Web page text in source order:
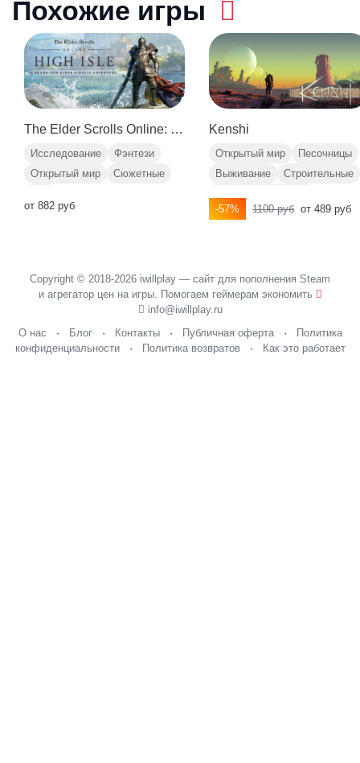
Похожие игры
The Elder Scrolls Online: High Isle
Исследование
Фэнтези
Открытый мир
Сюжетные
от 882 руб
Kenshi
Открытый мир
Песочницы
Выживание
Строительные
-57%
1100 руб от 489 руб
Copyright © 2018-2026 iwillplay — сайт для пополнения Steam
и агрегатор цен на игры. Помогаем геймерам экономить
info@iwillplay.ru
О нас · Блог· Контакты· Публичная оферта· Политика
конфиденциальности· Политика возвратов· Как это работает